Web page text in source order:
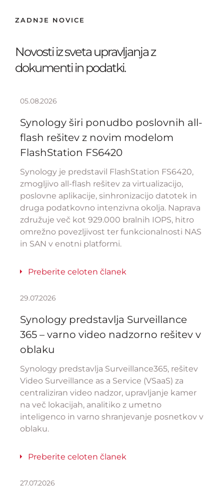
ZADNJE NOVICE
Novosti iz sveta upravljanja z
dokumenti in podatki.
05.08.2026
Synology širi ponudbo poslovnih all-
flash rešitev z novim modelom
FlashStation FS6420
Synology je predstavil FlashStation FS6420,
zmogljivo all-flash rešitev za virtualizacijo,
poslovne aplikacije, sinhronizacijo datotek in
druga podatkovno intenzivna okolja. Naprava
združuje več kot 929.000 bralnih IOPS, hitro
omrežno povezljivost ter funkcionalnosti NAS
in SAN v enotni platformi.
Preberite celoten članek
29.07.2026
Synology predstavlja Surveillance
365 – varno video nadzorno rešitev v
oblaku
Synology predstavlja Surveillance365, rešitev
Video Surveillance as a Service (VSaaS) za
centraliziran video nadzor, upravljanje kamer
na več lokacijah, analitiko z umetno
inteligenco in varno shranjevanje posnetkov v
oblaku.
Preberite celoten članek
27.07.2026